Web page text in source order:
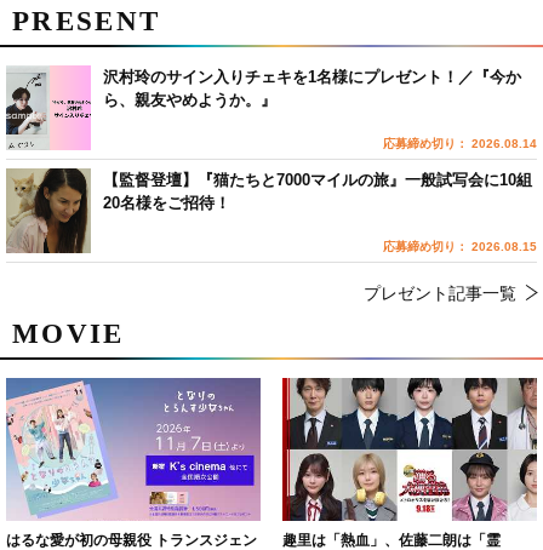
MOVIE
はるな愛が初の母親役 トランスジェン
趣里は「熱血」、佐藤二朗は「霊
PRESENT
沢村玲のサイン入りチェキを1名様にプレゼント！／『今か
ら、親友やめようか。』
応募締め切り： 2026.08.14
【監督登壇】『猫たちと7000マイルの旅』一般試写会に10組
20名様をご招待！
応募締め切り： 2026.08.15
プレゼント記事一覧